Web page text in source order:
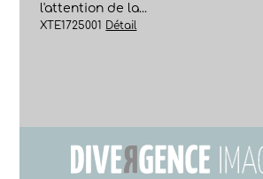
l'attention de la...
XTE1725001 Détail